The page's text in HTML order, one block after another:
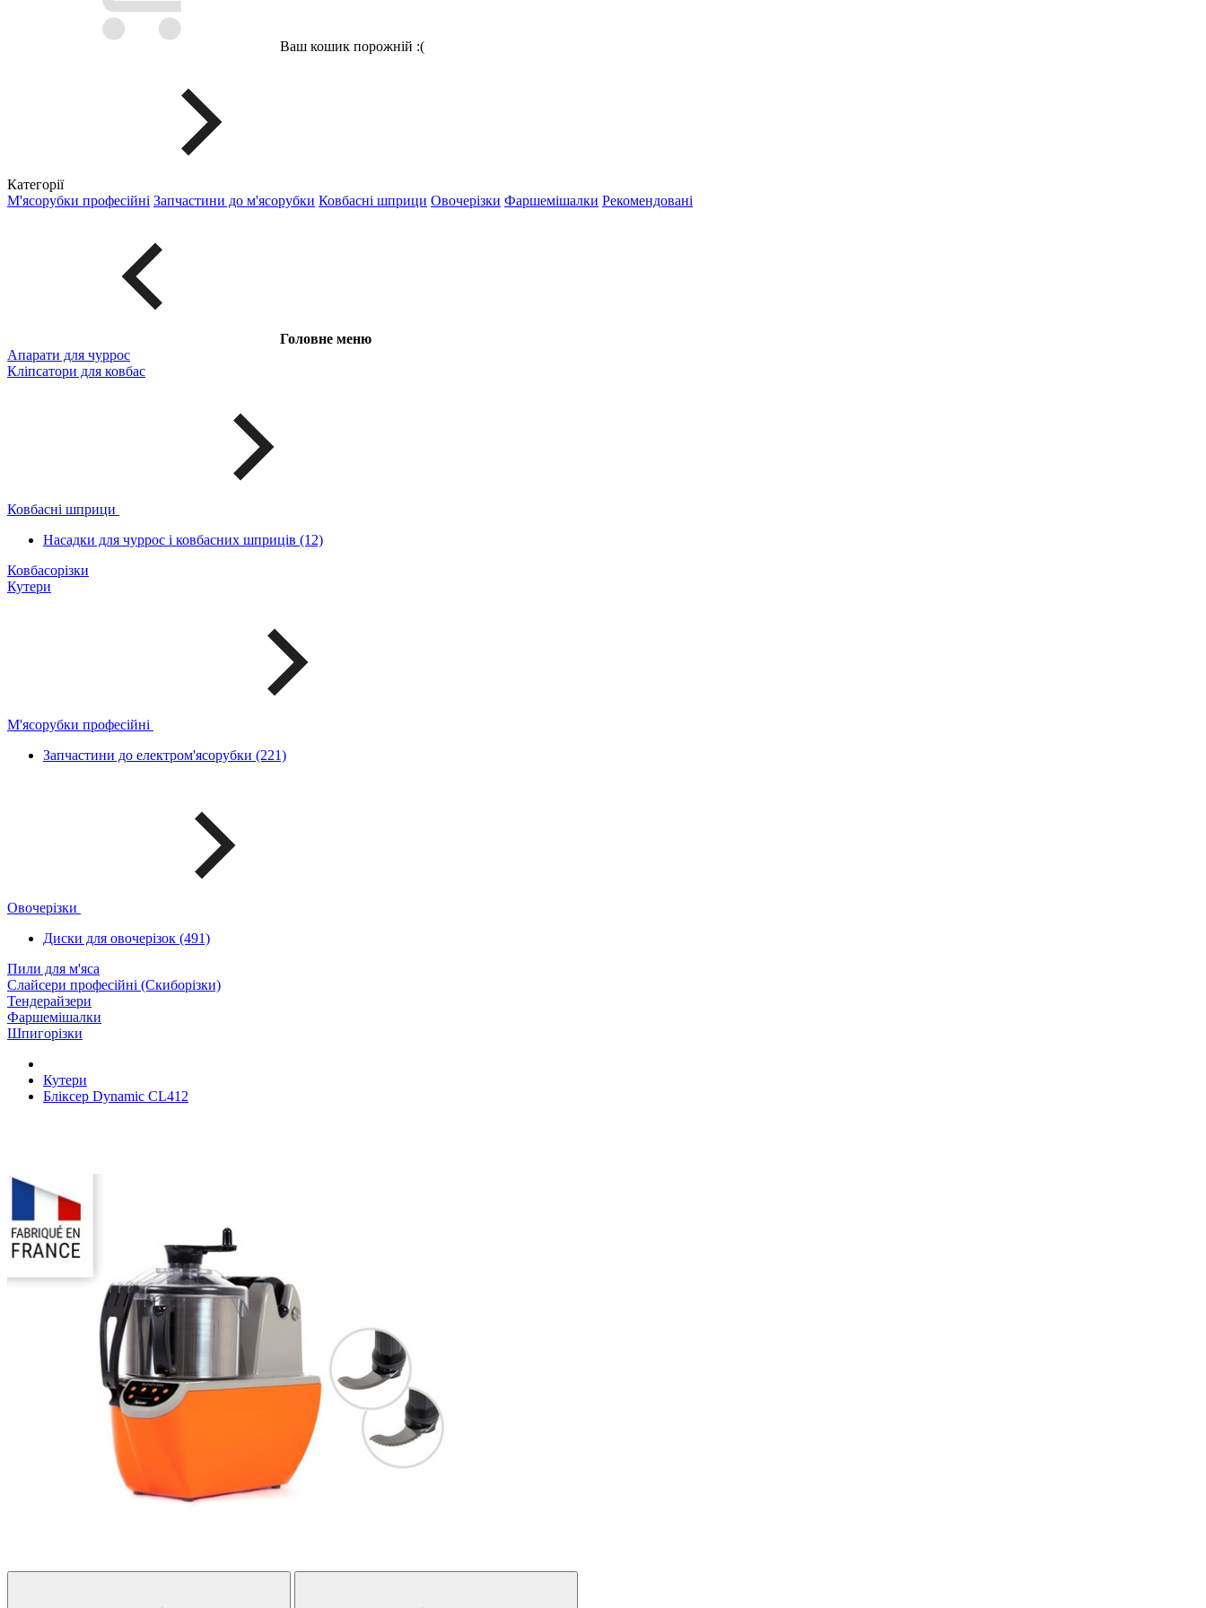
Ваш кошик порожній :(
Категорії
М'ясорубки професійні Запчастини до м'ясорубки Ковбасні шприци Овочерізки Фаршемішалки Рекомендовані
Головне меню
Апарати для чуррос
Кліпсатори для ковбас
Ковбасні шприци
Насадки для чуррос і ковбасних шприців (12)
Ковбасорізки
Кутери
М'ясорубки професійні
Запчастини до електром'ясорубки (221)
Овочерізки
Диски для овочерізок (491)
Пили для м'яса
Слайсери професійні (Скиборізки)
Тендерайзери
Фаршемішалки
Шпигорізки
Кутери
Бліксер Dynamic CL412